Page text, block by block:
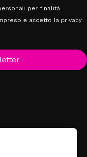
per finalità
e accetto la privacy